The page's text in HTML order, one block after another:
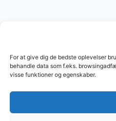
For at give dig de bedste oplevelser
behandle data som f.eks.
visse funktioner og egenskaber.